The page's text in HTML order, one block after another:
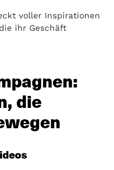
voller Inspirationen
ihr Geschäft
die